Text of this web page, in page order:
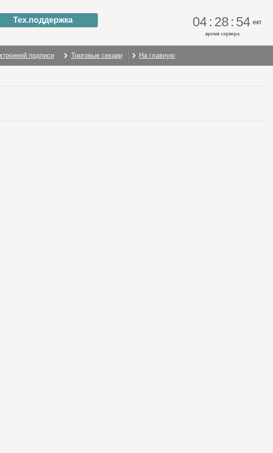
Тех.поддержка 04 : 28 : 54 ект
время сервера
подписи Торговые секции На главную